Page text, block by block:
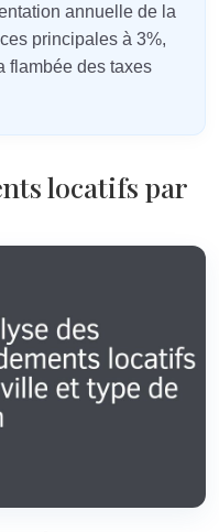
annuelle de la
principales à 3%,
flambée des taxes
locatifs par